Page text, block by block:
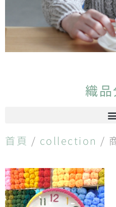
織品
首頁 / collection /